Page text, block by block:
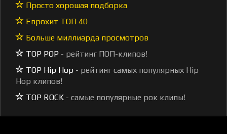
Просто хорошая подборка
Еврохит ТОП 40
Больше миллиарда просмотров
TOP POP - рейтинг ПОП-клипов!
TOP Hip Hop - рейтинг самых популярных Hip
Hop клипов!
TOP ROCK - самые популярные рок клипы!